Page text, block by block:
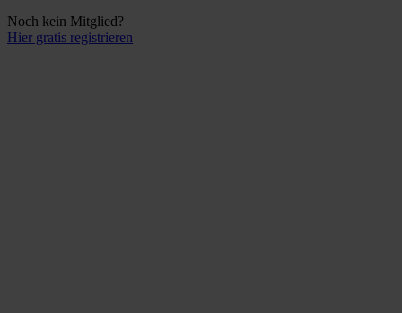
Noch kein Mitglied?
Hier gratis registrieren